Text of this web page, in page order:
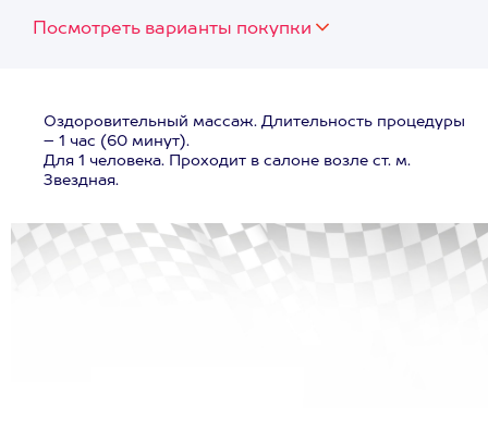
Посмотреть варианты покупки
Оздоровительный массаж. Длительность процедуры
– 1 час (60 минут).
Для 1 человека. Проходит в салоне возле ст. м.
Звездная.